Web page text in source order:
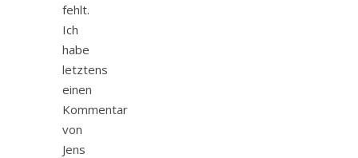
fehlt.
Ich
habe
letztens
einen
Kommentar
von
Jens